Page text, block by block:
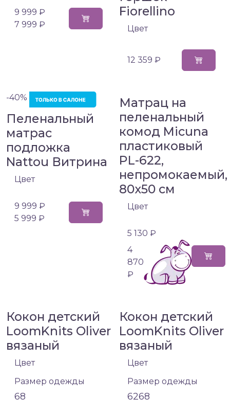
9 999 ₽
7 999 ₽
Fiorellino
Цвет
12 359 ₽
-40%
Пеленальный
матрас
подложка
Nattou Витрина
Цвет
9 999 ₽
5 999 ₽
Матрац на
пеленальный
комод Micuna
пластиковый
PL-622,
непромокаемый,
80х50 см
Цвет
5 130 ₽
4
870
₽
Кокон детский
LoomKnits Oliver
вязаный
Цвет
Размер одежды
68
Кокон детский
LoomKnits Oliver
вязаный
Цвет
Размер одежды
6268